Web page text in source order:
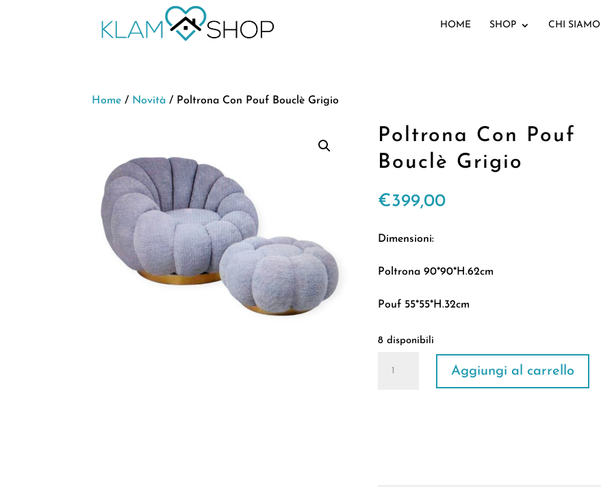
HOME SHOP CHI SIAMO
Home / Novità / Poltrona Con Pouf Bouclè Grigio
Poltrona Con Pouf
Bouclè Grigio
€399,00
Dimensioni:
Poltrona 90*90*H.62cm
Pouf 55*55*H.32cm
8 disponibili
Aggiungi al carrello